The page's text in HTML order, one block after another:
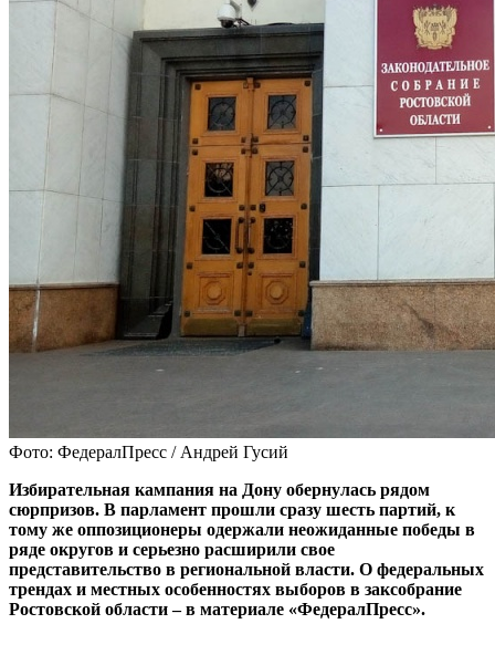
Фото: ФедералПресс / Андрей Гусий
Избирательная кампания на Дону обернулась рядом
сюрпризов. В парламент прошли сразу шесть партий, к
тому же оппозиционеры одержали неожиданные победы в
ряде округов и серьезно расширили свое
представительство в региональной власти. О федеральных
трендах и местных особенностях выборов в заксобрание
Ростовской области – в материале «ФедералПресс».